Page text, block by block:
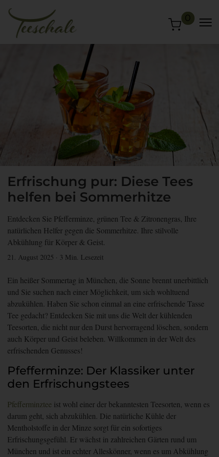
0
Erfrischung pur: Diese Tees
helfen bei Sommerhitze
Entdecken Sie Pfefferminze, grünen Tee & Zitronengras, Ihre
natürlichen Helfer gegen die Sommerhitze. Ihre stilvolle
Abkühlung für Körper & Geist.
21. August 2025 · 3 Min. Lesezeit
Ein heißer Sommertag in München, die Sonne brennt unerbittlich
und Sie suchen nach einer Möglichkeit, um sich wohltuend
abzukühlen. Haben Sie schon einmal an eine erfrischende Tasse
Tee gedacht? Entdecken Sie mit uns die Welt der kühlenden
Teesorten, die nicht nur den Durst hervorragend löschen, sondern
auch Körper und Geist beleben. Willkommen in der Welt des
erfrischenden Genusses!
Pfefferminze: Der Klassiker unter
den Erfrischungstees
Pfefferminztee ist wohl einer der bekanntesten Teesorten, wenn es
darum geht, sich abzukühlen. Die natürliche Kühle der
Mentholstoffe in der Minze sorgt für ein sofortiges
Erfrischungsgefühl. Er wächst in zahlreichen Gärten rund um
München und ist ein echter Alleskönner, wenn es um Abkühlung